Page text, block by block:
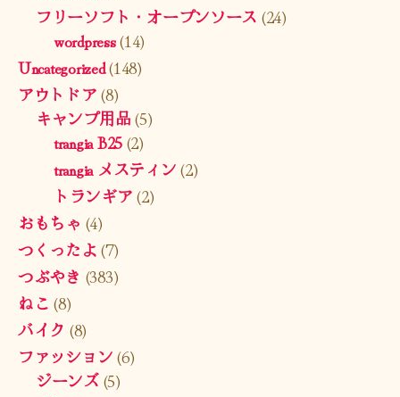
フリーソフト・オープンソース (24)
wordpress(14)
Uncategorized(148)
アウトドア(8)
キャンプ用品(5)
trangia B25(2)
trangia メスティン(2)
トランギア(2)
おもちゃ (4)
つくったよ(7)
つぶやき (383)
ねこ (8)
バイク (8)
ファッション(6)
ジーンズ(5)